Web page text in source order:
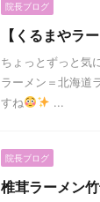
院長ブログ
【くるまやラ
ちょっとずっと気
ラーメン＝北海道
すね
...
院長ブログ
椎茸ラーメン